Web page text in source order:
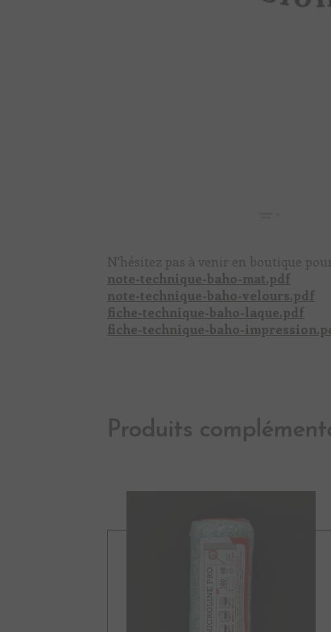
N'hésitez pas à venir en boutique
note-technique-baho-mat.pdf
note-technique-baho-velours.pdf
fiche-technique-baho-laque.pdf
fiche-technique-baho-
Produits